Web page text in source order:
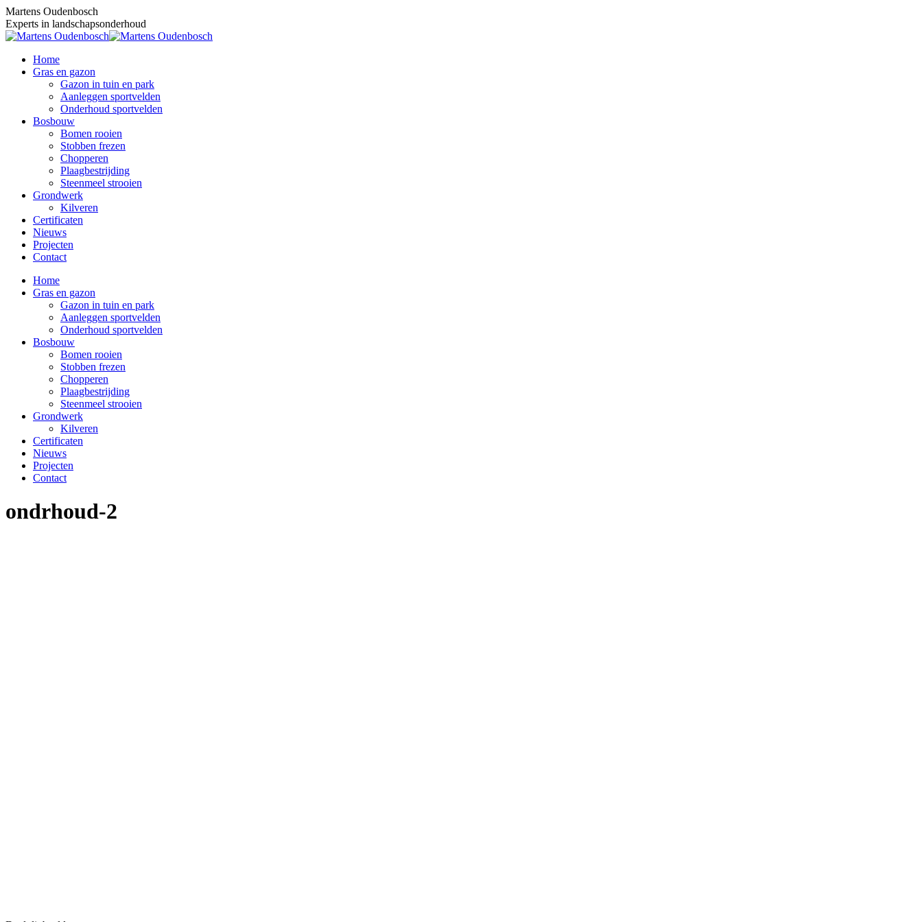
Skip
to
content
Martens Oudenbosch
Experts in landschapsonderhoud
Home
Gras en gazon
Gazon in tuin en park
Aanleggen sportvelden
Onderhoud sportvelden
Bosbouw
Bomen rooien
Stobben frezen
Chopperen
Plaagbestrijding
Steenmeel strooien
Grondwerk
Kilveren
Certificaten
Nieuws
Projecten
Contact
Home
Gras en gazon
Gazon in tuin en park
Aanleggen sportvelden
Onderhoud sportvelden
Bosbouw
Bomen rooien
Stobben frezen
Chopperen
Plaagbestrijding
Steenmeel strooien
Grondwerk
Kilveren
Certificaten
Nieuws
Projecten
Contact
ondrhoud-2